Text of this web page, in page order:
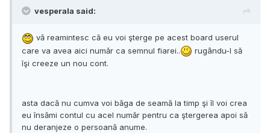
vesperala said:
vă reamintesc că eu voi şterge pe acest board userul
care va avea aici număr ca semnul fiarei..
rugându-l să
îşi creeze un nou cont.
asta dacă nu cumva voi băga de seamă la timp şi îl voi crea
eu însămi contul cu acel număr pentru ca ştergerea apoi să
nu deranjeze o persoană anume.